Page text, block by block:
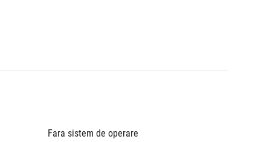
Fara sistem de operare